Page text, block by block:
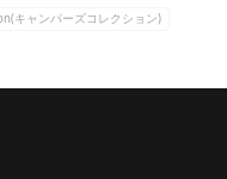
キャンパーズコレクション)